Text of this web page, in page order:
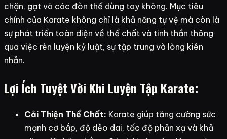
chặn, gạt và các đòn thế dùng tay không. Mục tiêu
chính của Karate không chỉ là khả năng tự vệ mà còn là
sự phát triển toàn diện về thể chất và tinh thần thông
qua việc rèn luyện kỷ luật, sự tập trung và lòng kiên
nhẫn.
Lợi Ích Tuyệt Vời Khi Luyện Tập Karate:
Cải Thiện Thể Chất: Karate giúp tăng cường sức
mạnh cơ bắp, độ dẻo dai, tốc độ phản xạ và khả